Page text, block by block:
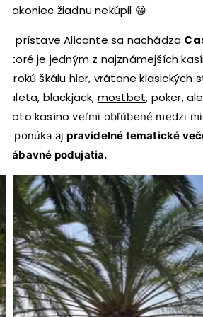
nakoniec žiadnu nekúpil 😀
V prístave Alicante sa nachádza
ktoré je jedným z najznámejších
širokú škálu hier, vrátane klasických
ruleta, blackjack, mostbet, poker,
Toto kasíno veľmi obľúbené medzi
a ponúka ajpravidelné tematické
zábavné podujatia.